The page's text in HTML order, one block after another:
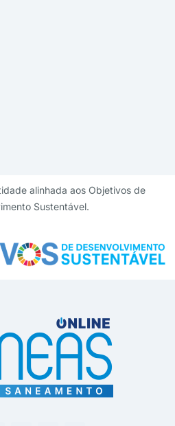
alinhada aos Objetivos de
Sustentável.